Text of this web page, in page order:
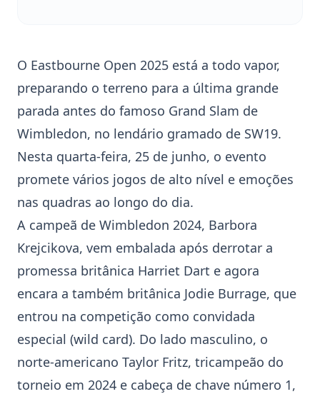
O Eastbourne Open 2025 está a todo vapor,
preparando o terreno para a última grande
parada antes do famoso Grand Slam de
Wimbledon, no lendário gramado de SW19.
Nesta quarta-feira, 25 de junho, o evento
promete vários jogos de alto nível e emoções
nas quadras ao longo do dia.
A campeã de Wimbledon 2024, Barbora
Krejcikova, vem embalada após derrotar a
promessa britânica Harriet Dart e agora
encara a também britânica Jodie Burrage, que
entrou na competição como convidada
especial (wild card). Do lado masculino, o
norte-americano Taylor Fritz, tricampeão do
torneio em 2024 e cabeça de chave número 1,